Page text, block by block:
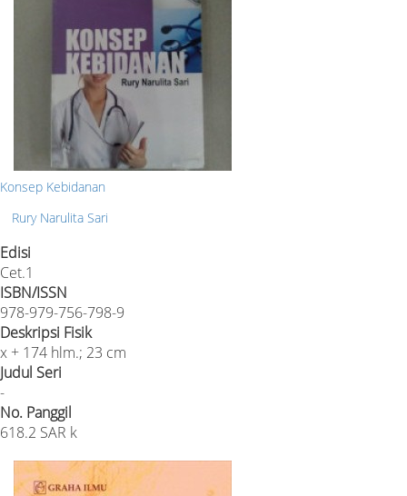
Konsep Kebidanan
Rury Narulita Sari
Edisi
Cet.1
ISBN/ISSN
978-979-756-798-9
Deskripsi Fisik
x + 174 hlm.; 23 cm
Judul Seri
-
No. Panggil
618.2 SAR k